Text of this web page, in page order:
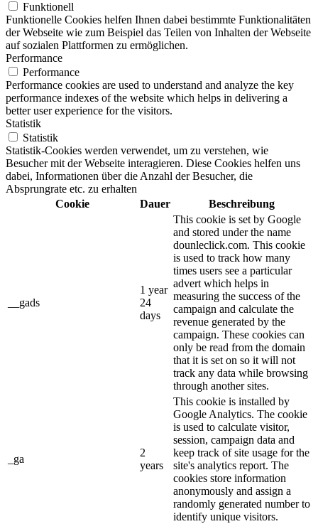
Funktionell
Funktionelle Cookies helfen Ihnen dabei bestimmte Funktionalitäten
der Webseite wie zum Beispiel das Teilen von Inhalten der Webseite
auf sozialen Plattformen zu ermöglichen.
Performance
Performance
Performance cookies are used to understand and analyze the key
performance indexes of the website which helps in delivering a
better user experience for the visitors.
Statistik
Statistik
Statistik-Cookies werden verwendet, um zu verstehen, wie
Besucher mit der Webseite interagieren. Diese Cookies helfen uns
dabei, Informationen über die Anzahl der Besucher, die
Absprungrate etc. zu erhalten
Cookie
Dauer Beschreibung
__gads
1 year
24
days
This cookie is set by Google
and stored under the name
dounleclick.com. This cookie
is used to track how many
times users see a particular
advert which helps in
measuring the success of the
campaign and calculate the
revenue generated by the
campaign. These cookies can
only be read from the domain
that it is set on so it will not
track any data while browsing
through another sites.
_ga
2
years
This cookie is installed by
Google Analytics. The cookie
is used to calculate visitor,
session, campaign data and
keep track of site usage for the
site's analytics report. The
cookies store information
anonymously and assign a
randomly generated number to
identify unique visitors.